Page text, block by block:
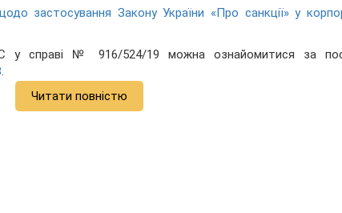
застосування Закону України «Про санкції» у
справі № 916/524/19 можна ознайомитися за
.
Читати повністю